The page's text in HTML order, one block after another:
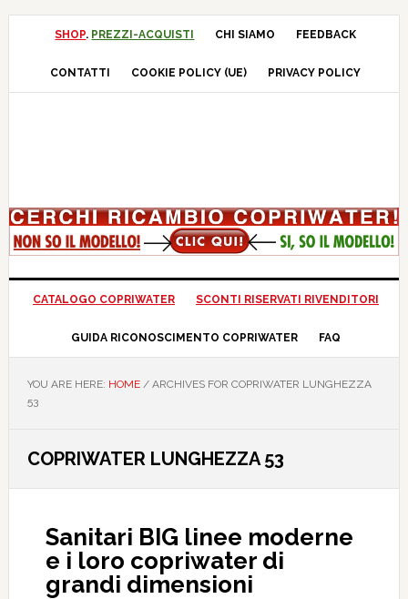
Skip
navigation
Skip
Skip
Skip
SHOP. PREZZI-ACQUISTI CHI SIAMO FEEDBACK
CONTATTI COOKIE POLICY (UE) PRIVACY POLICY
CATALOGO COPRIWATER SCONTI RISERVATI RIVENDITORI
GUIDA RICONOSCIMENTO COPRIWATER FAQ
YOU ARE HERE: HOME /ARCHIVES FOR COPRIWATER LUNGHEZZA
53
COPRIWATER LUNGHEZZA 53
Sanitari BIG linee moderne
e i loro copriwater di
grandi dimensioni